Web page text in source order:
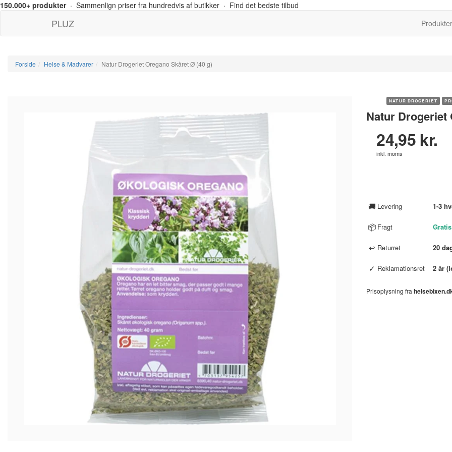
150.000+ produkter· Sammenlign priser fra hundredvis af butikker · Find det bedste tilbud
PLUZ Produkter
Forside Helse & Madvarer Natur Drogeriet Oregano Skåret Ø (40 g)
NATUR DROGERIET
Natur Drogeriet
24,95 kr.
inkl. moms
🚚 Levering 1-3
📦 Fragt Gratis
↩ Returret 20
✓ Reklamationsret 2 år
Prisoplysning fra